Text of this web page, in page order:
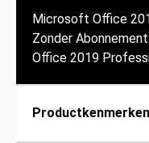
Microsoft Office
Zonder
Office 2019
Productkenmerken